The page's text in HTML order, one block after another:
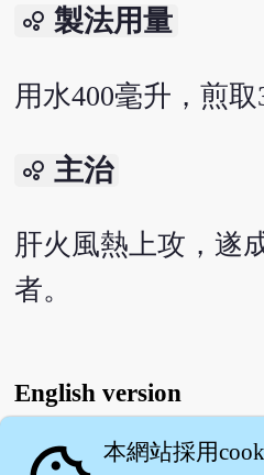
bubble_chart 製法用量
用水400毫升，煎取
bubble_chart 主治
肝火風熱上攻，遂
者。
English version
本網站採用